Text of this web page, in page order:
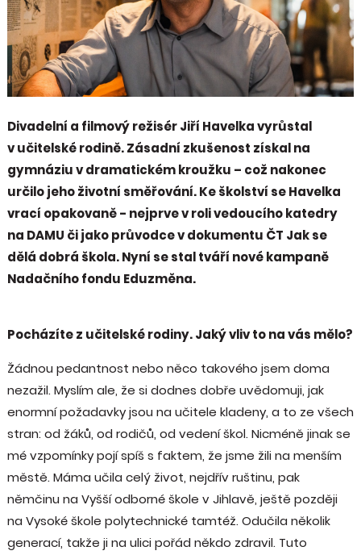
Divadelní a filmový režisér Jiří Havelka vyrůstal
v učitelské rodině. Zásadní zkušenost získal na
gymnáziu v dramatickém kroužku – což nakonec
určilo jeho životní směřování. Ke školství se Havelka
vrací opakovaně - nejprve v roli vedoucího katedry
na DAMU či jako průvodce v dokumentu ČT Jak se
dělá dobrá škola. Nyní se stal tváří nové kampaně
Nadačního fondu Eduzměna.
Pocházíte z učitelské rodiny. Jaký vliv to na vás mělo?
Žádnou pedantnost nebo něco takového jsem doma
nezažil. Myslím ale, že si dodnes dobře uvědomuji, jak
enormní požadavky jsou na učitele kladeny, a to ze všech
stran: od žáků, od rodičů, od vedení škol. Nicméně jinak se
mé vzpomínky pojí spíš s faktem, že jsme žili na menším
městě. Máma učila celý život, nejdřív ruštinu, pak
němčinu na Vyšší odborné škole v Jihlavě, ještě později
na Vysoké škole polytechnické tamtéž. Odučila několik
generací, takže ji na ulici pořád někdo zdravil. Tuto